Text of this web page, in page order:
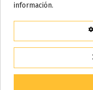
Detalles del
Reseñas (0)
Gracias por tu
información.